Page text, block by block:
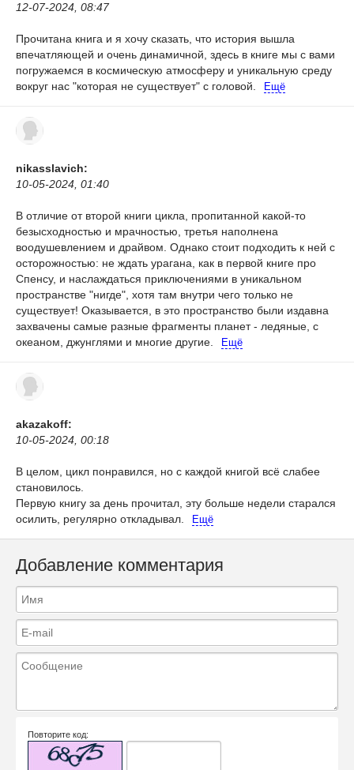
12-07-2024, 08:47
Прочитана книга и я хочу сказать, что история вышла
впечатляющей и очень динамичной, здесь в книге мы с вами
погружаемся в космическую атмосферу и уникальную среду
вокруг нас "которая не существует" с головой.
Ещё
nikasslavich:
10-05-2024, 01:40
В отличие от второй книги цикла, пропитанной какой-то
безысходностью и мрачностью, третья наполнена
воодушевлением и драйвом. Однако стоит подходить к ней с
осторожностью: не ждать урагана, как в первой книге про
Спенсу, и наслаждаться приключениями в уникальном
пространстве "нигде", хотя там внутри чего только не
существует! Оказывается, в это пространство были издавна
захвачены самые разные фрагменты планет - ледяные, с
океаном, джунглями и многие другие.
Ещё
akazakoff:
10-05-2024, 00:18
В целом, цикл понравился, но с каждой книгой всё слабее
становилось.
Первую книгу за день прочитал, эту больше недели старался
осилить, регулярно откладывал.
Ещё
Добавление комментария
Повторите код: